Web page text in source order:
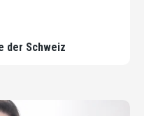
der Schweiz